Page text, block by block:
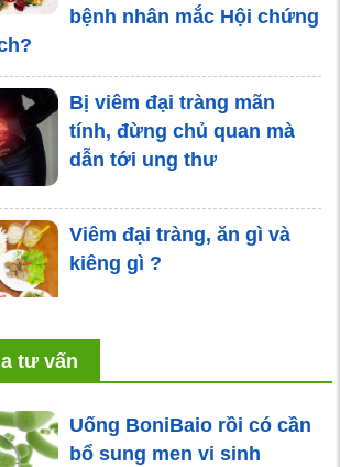
bệnh nhân mắc Hội chứng
Bị viêm đại tràng mãn
tính, đừng chủ quan mà
dẫn tới ung thư
Viêm đại tràng, ăn gì và
kiêng gì ?
Viêm đại tràng mãn tính
hay nghệ vàng?
tư vấn
Uống BoniBaio rồi có cần
bổ sung men vi sinh